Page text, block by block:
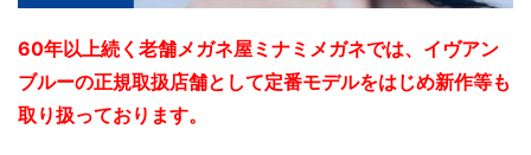
60年以上続く老舗メガネ屋ミナミメガネでは、イヴアン
ブルーの正規取扱店舗として定番モデルをはじめ新作等も
取り扱っております。